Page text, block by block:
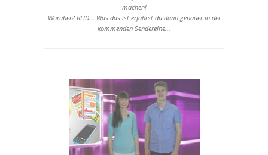
machen!
Worüber? RFID... Was das ist erfährst du dann genauer in der
kommenden Sendereihe...
Quellen:
http://agb-antigenozidbewegung.de/index.php?
option=com_content&view=article&id=83&Itemid=310